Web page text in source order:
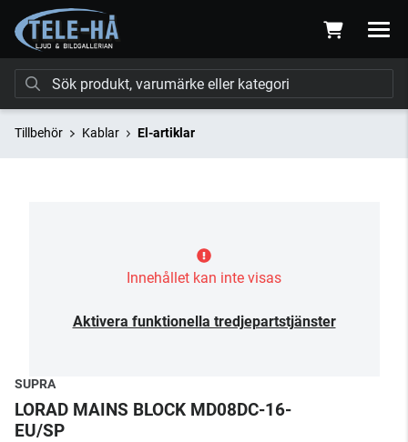
Tillbehör Kablar El-artiklar
Innehållet kan inte visas
Aktivera funktionella tredjepartstjänster
SUPRA
LORAD MAINS BLOCK MD08DC-16-
EU/SP